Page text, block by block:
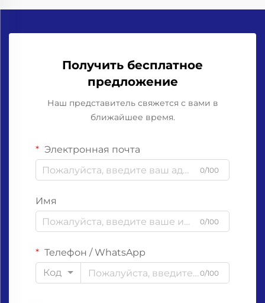
Получить бесплатное
предложение
Наш представитель свяжется с вами в
ближайшее время.
Электронная почта
0/100
Имя
0/100
Телефон / WhatsApp
Код
0/100